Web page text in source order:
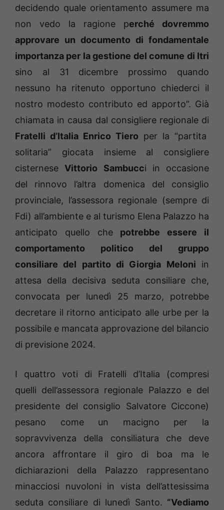
decidendo quale orientamento assumere ma
non vedo la ragione perché dovremmo
approvare un documento di fondamentale
importanza per la gestione del comune di Itri
sino al 31 dicembre prossimo quando
nessuno ha ritenuto opportuno chiederci il
nostro modesto contributo ed apporto”. Già
chiamata in causa dal consigliere regionale di
Fratelli d’Italia Enrico Tiero per la “partita
solitaria” giocata insieme al consigliere
cisterneseVittorio Sambucci in occasione
del rinnovo l’altra domenica del consiglio
provinciale, l’assessora regionale (sempre di
Fdi) all’ambiente e al turismo Elena Palazzo ha
anticipato quello che potrebbe essere il
comportamento politico del gruppo
consiliare del partito di Giorgia Meloni in
attesa della decisiva seduta consiliare che,
convocata per lunedì 25 marzo, potrebbe
decretare il ritorno anticipato alle urbe per la
possibile e mancata approvazione del bilancio
di previsione 2024.
I quattro voti di Fratelli d’Italia (compresi
quelli dell’assessora regionale Palazzo e del
presidente del consiglio Salvatore Ciccone)
pesano come un macigno per la
sopravvivenza della consiliatura che deve
ancora affrontare il giro di boa ma le
dichiarazioni della Palazzo rappresentano
minacciosi nuvoloni in vista dell’attesissima
seduta consiliare di lunedì Santo. “Vediamo